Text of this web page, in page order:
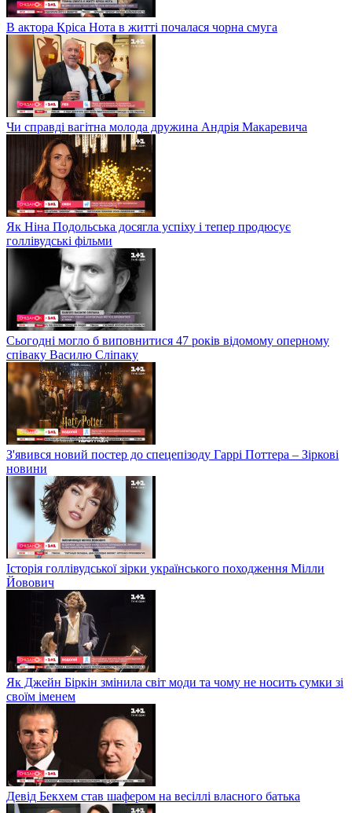
В актора Кріса Нота в житті почалася чорна смуга
Чи справді вагітна молода дружина Андрія Макаревича
Як Ніна Подольська досягла успіху і тепер продюсує
голлівудські фільми
Сьогодні могло б виповнитися 47 років відомому оперному
співаку Василю Сліпаку
З'явився новий постер до спецепізоду Гаррі Поттера – Зіркові
новини
Історія голлівудської зірки українського походження Мілли
Йовович
Як Джейн Біркін змінила світ моди та чому не носить сумки зі
своїм іменем
Девід Бекхем став шафером на весіллі власного батька